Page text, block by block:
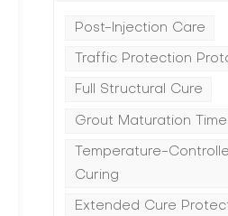
Post-Injection Care
Traffic Protection
Full Structural Cure
Grout Maturation Time
Temperature-
Curing
Extended Cure